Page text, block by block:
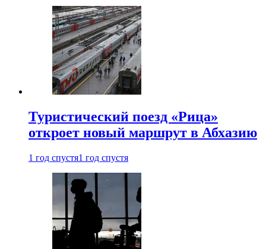
Туристический поезд «Рица»
откроет новый маршрут в Абхазию
1 год спустя1 год спустя